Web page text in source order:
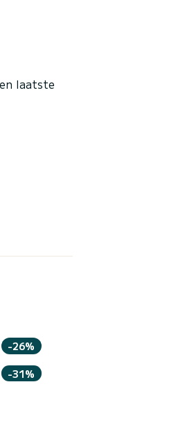
laatste
-26%
-31%